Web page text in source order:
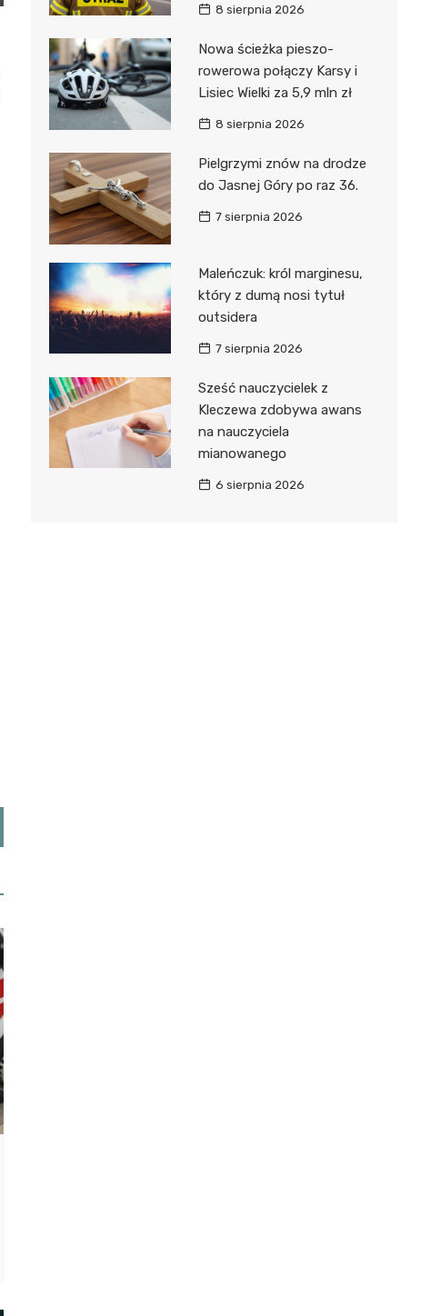
8 sierpnia 2026
Nowa ścieżka pieszo-
rowerowa połączy Karsy i
Lisiec Wielki za 5,9 mln zł
8 sierpnia 2026
Pielgrzymi znów na drodze
do Jasnej Góry po raz 36.
7 sierpnia 2026
Maleńczuk: król marginesu,
który z dumą nosi tytuł
outsidera
7 sierpnia 2026
Sześć nauczycielek z
Kleczewa zdobywa awans
na nauczyciela
mianowanego
6 sierpnia 2026